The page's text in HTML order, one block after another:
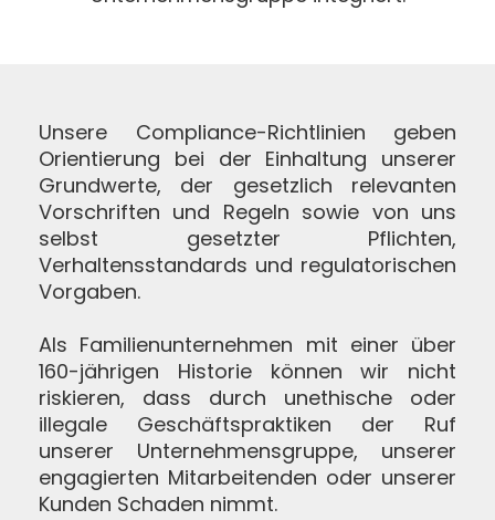
Unsere Compliance-Richtlinien geben
Orientierung bei der Einhaltung unserer
Grundwerte, der gesetzlich relevanten
Vorschriften und Regeln sowie von uns
selbst gesetzter Pflichten,
Verhaltensstandards und regulatorischen
Vorgaben.
Als Familienunternehmen mit einer über
160-jährigen Historie können wir nicht
riskieren, dass durch unethische oder
illegale Geschäftspraktiken der Ruf
unserer Unternehmensgruppe, unserer
engagierten Mitarbeitenden oder unserer
Kunden Schaden nimmt.